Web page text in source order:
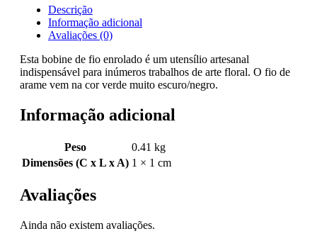
Descrição
Informação adicional
Avaliações (0)
Esta bobine de fio enrolado é um utensílio artesanal
indispensável para inúmeros trabalhos de arte floral. O fio de
arame vem na cor verde muito escuro/negro.
Informação adicional
Peso
0.41 kg
Dimensões (C x L x A) 1 × 1 cm
Avaliações
Ainda não existem avaliações.